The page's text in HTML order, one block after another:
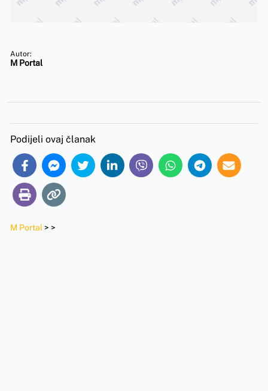
Autor:
M Portal
Podijeli ovaj članak
M Portal > >